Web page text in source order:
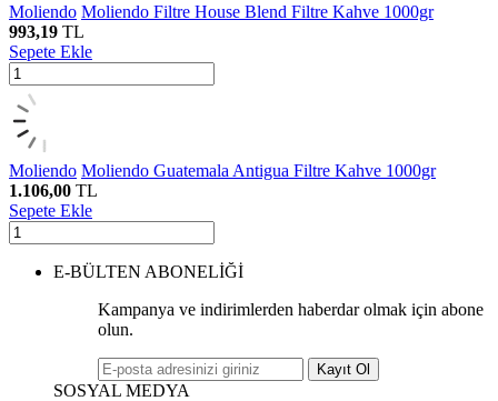
Moliendo Moliendo Filtre House Blend Filtre Kahve 1000gr
993,19 TL
Sepete Ekle
Moliendo Moliendo Guatemala Antigua Filtre Kahve 1000gr
1.106,00 TL
Sepete Ekle
E-BÜLTEN ABONELİĞİ
Kampanya ve indirimlerden haberdar olmak için abone
olun.
Kayıt Ol
SOSYAL MEDYA